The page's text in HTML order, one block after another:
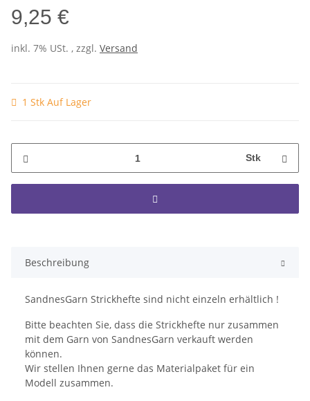
9,25 €
inkl. 7% USt. , zzgl. Versand
1 Stk Auf Lager
Stk
Beschreibung
SandnesGarn Strickhefte sind nicht einzeln erhältlich !
Bitte beachten Sie, dass die Strickhefte nur zusammen
mit dem Garn von SandnesGarn verkauft werden
können.
Wir stellen Ihnen gerne das Materialpaket für ein
Modell zusammen.